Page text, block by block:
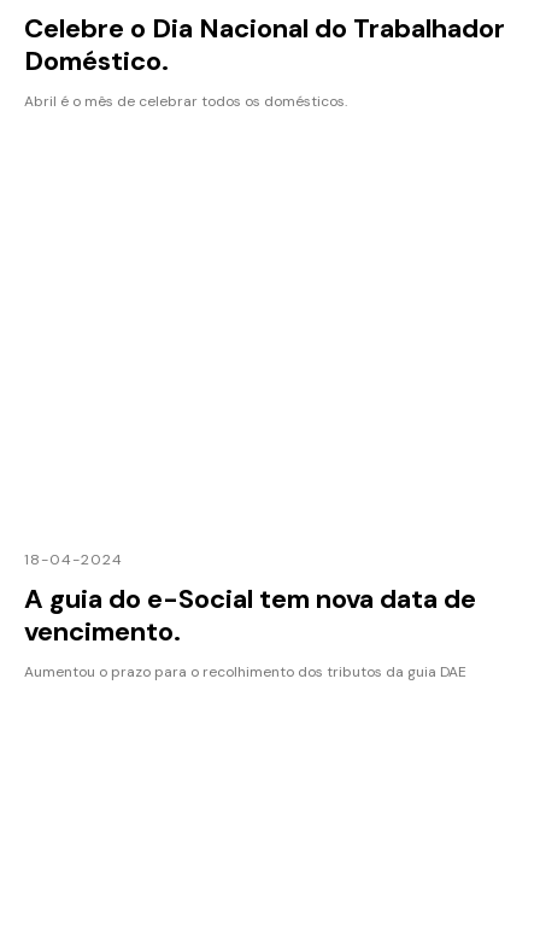
Celebre o Dia Nacional do Trabalhador
Doméstico.
Abril é o mês de celebrar todos os domésticos.
18-04-2024
A guia do e-Social tem nova data de
vencimento.
Aumentou o prazo para o recolhimento dos tributos da guia DAE